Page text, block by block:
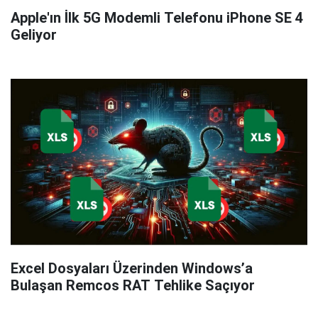
Apple'ın İlk 5G Modemli Telefonu iPhone SE 4
Geliyor
Excel Dosyaları Üzerinden Windows’a
Bulaşan Remcos RAT Tehlike Saçıyor